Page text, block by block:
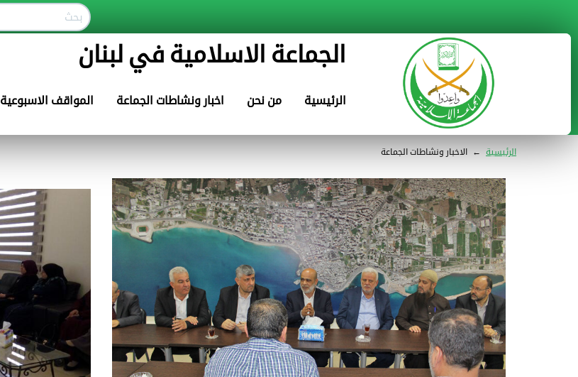
الجماعة الاسلامية في لبنان
المواقف الاسبوعية اخبار ونشاطات الجماعة من نحن الرئيسية
الرئيسية ← الاخبار ونشاطات الجماعة